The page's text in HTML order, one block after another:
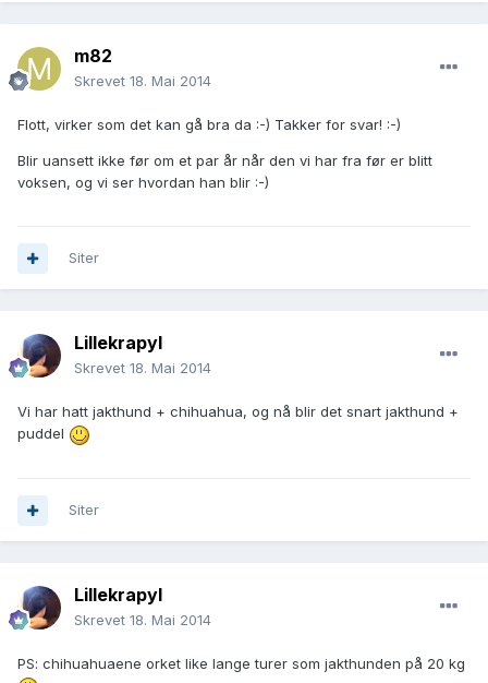
m82
Skrevet 18. Mai 2014
Flott, virker som det kan gå bra da :-) Takker for svar! :-)
Blir uansett ikke før om et par år når den vi har fra før er blitt
voksen, og vi ser hvordan han blir :-)
Siter
Lillekrapyl
Skrevet 18. Mai 2014
Vi har hatt jakthund + chihuahua, og nå blir det snart jakthund +
puddel
Siter
Lillekrapyl
Skrevet 18. Mai 2014
PS: chihuahuaene orket like lange turer som jakthunden på 20 kg